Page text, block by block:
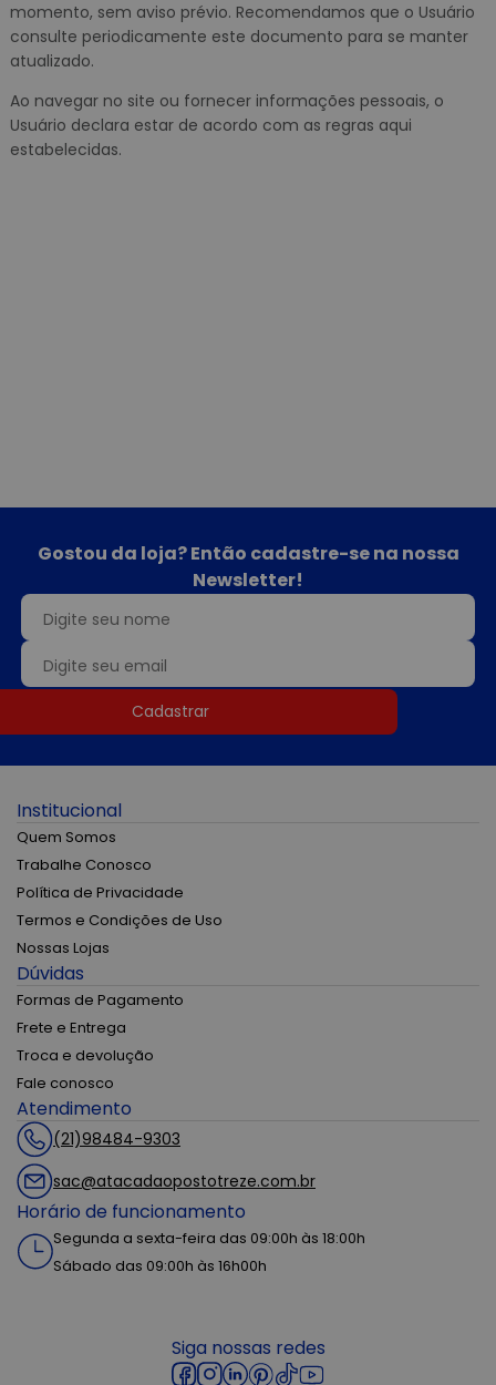
momento, sem aviso prévio. Recomendamos que o Usuário
consulte periodicamente este documento para se manter
atualizado.
Ao navegar no site ou fornecer informações pessoais, o
Usuário declara estar de acordo com as regras aqui
estabelecidas.
Gostou da loja? Então cadastre-se na nossa
Newsletter!
Cadastrar
Institucional
Quem Somos
Trabalhe Conosco
Política de Privacidade
Termos e Condições de Uso
Nossas Lojas
Dúvidas
Formas de Pagamento
Frete e Entrega
Troca e devolução
Fale conosco
Atendimento
(21)98484-9303
sac@atacadaopostotreze.com.br
Horário de funcionamento
Segunda a sexta-feira das 09:00h às 18:00h
Sábado das 09:00h às 16h00h
Siga nossas redes